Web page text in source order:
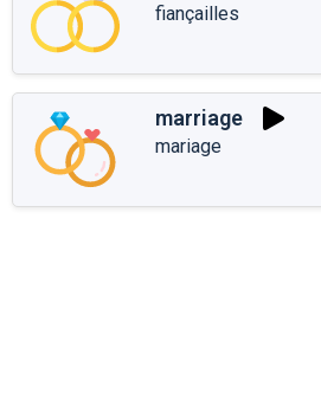
fiançailles
marriage
mariage